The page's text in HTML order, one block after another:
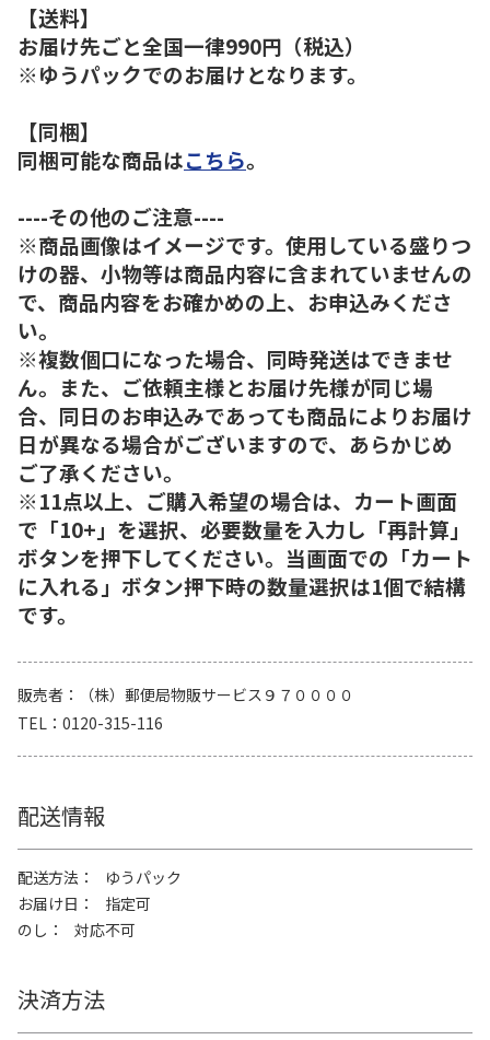
【送料】
お届け先ごと全国一律990円（税込）
※ゆうパックでのお届けとなります。
【同梱】
同梱可能な商品はこちら。
----その他のご注意----
※商品画像はイメージです。使用している盛りつ
けの器、小物等は商品内容に含まれていませんの
で、商品内容をお確かめの上、お申込みくださ
い。
※複数個口になった場合、同時発送はできませ
ん。また、ご依頼主様とお届け先様が同じ場
合、同日のお申込みであっても商品によりお届け
日が異なる場合がございますので、あらかじめ
ご了承ください。
※11点以上、ご購入希望の場合は、カート画面
で「10+」を選択、必要数量を入力し「再計算」
ボタンを押下してください。当画面での「カート
に入れる」ボタン押下時の数量選択は1個で結構
です。
販売者
（株）郵便局物販サービス９７００００
TEL
0120-315-116
配送情報
配送方法
ゆうパック
お届け日
指定可
のし
対応不可
決済方法